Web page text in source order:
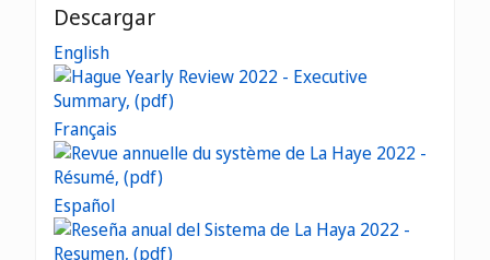
Descargar
English
Français
Español